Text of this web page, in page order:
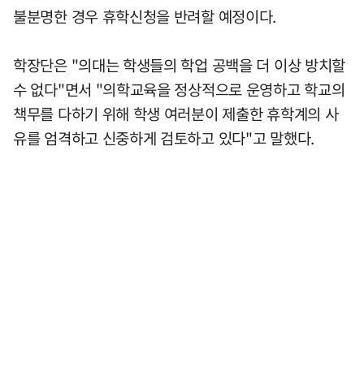
불분명한 경우 휴학신청을 반려할 예정이다.
학장단은 "의대는 학생들의 학업 공백을 더 이상 방치할
수 없다"면서 "의학교육을 정상적으로 운영하고 학교의
책무를 다하기 위해 학생 여러분이 제출한 휴학계의 사
유를 엄격하고 신중하게 검토하고 있다"고 말했다.